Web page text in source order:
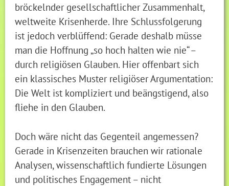
bröckelnder gesellschaftlicher Zusammenhalt,
weltweite Krisenherde. Ihre Schlussfolgerung
ist jedoch verblüffend: Gerade deshalb müsse
man die Hoffnung „so hoch halten wie nie“ –
durch religiösen Glauben. Hier offenbart sich
ein klassisches Muster religiöser Argumentation:
Die Welt ist kompliziert und beängstigend, also
fliehe in den Glauben.
Doch wäre nicht das Gegenteil angemessen?
Gerade in Krisenzeiten brauchen wir rationale
Analysen, wissenschaftlich fundierte Lösungen
und politisches Engagement – nicht